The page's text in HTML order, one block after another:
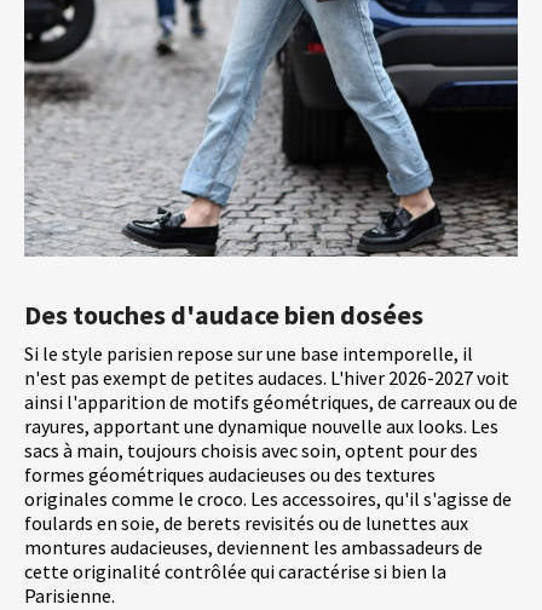
Des touches d'audace bien dosées
Si le style parisien repose sur une base intemporelle, il
n'est pas exempt de petites audaces. L'hiver 2026-2027 voit
ainsi l'apparition de motifs géométriques, de carreaux ou de
rayures, apportant une dynamique nouvelle aux looks. Les
sacs à main, toujours choisis avec soin, optent pour des
formes géométriques audacieuses ou des textures
originales comme le croco. Les accessoires, qu'il s'agisse de
foulards en soie, de berets revisités ou de lunettes aux
montures audacieuses, deviennent les ambassadeurs de
cette originalité contrôlée qui caractérise si bien la
Parisienne.